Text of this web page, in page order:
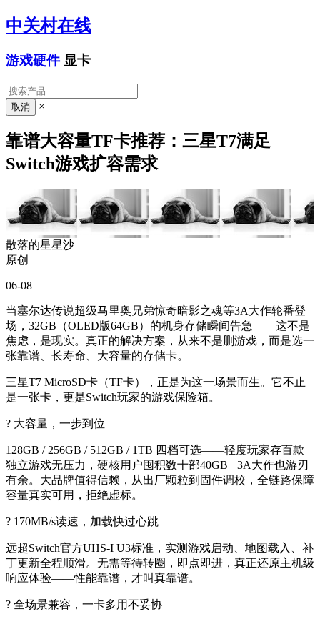
中关村在线
游戏硬件 显卡
×
靠谱大容量TF卡推荐：三星T7满足
Switch游戏扩容需求
散落的星星沙
原创
06-08
当塞尔达传说超级马里奥兄弟惊奇暗影之魂等3A大作轮番登
场，32GB（OLED版64GB）的机身存储瞬间告急——这不是
焦虑，是现实。真正的解决方案，从来不是删游戏，而是选一
张靠谱、长寿命、大容量的存储卡。
三星T7 MicroSD卡（TF卡），正是为这一场景而生。它不止
是一张卡，更是Switch玩家的游戏保险箱。
? 大容量，一步到位
128GB / 256GB / 512GB / 1TB 四档可选——轻度玩家存百款
独立游戏无压力，硬核用户囤积数十部40GB+ 3A大作也游刃
有余。大品牌值得信赖，从出厂颗粒到固件调校，全链路保障
容量真实可用，拒绝虚标。
? 170MB/s读速，加载快过心跳
远超Switch官方UHS-I U3标准，实测游戏启动、地图载入、补
丁更新全程顺滑。无需等待转圈，即点即进，真正还原主机级
响应体验——性能靠谱，才叫真靠谱。
? 全场景兼容，一卡多用不妥协